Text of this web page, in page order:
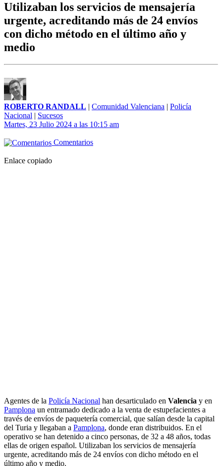
Utilizaban los servicios de mensajería
urgente, acreditando más de 24 envíos
con dicho método en el último año y
medio
ROBERTO RANDALL | Comunidad Valenciana | Policía
Nacional | Sucesos
Martes, 23 Julio 2024 a las 10:15 am
Comentarios
Enlace copiado
Agentes de la Policía Nacional han desarticulado en Valencia y en
Pamplona un entramado dedicado a la venta de estupefacientes a
través de envíos de paquetería comercial, que salían desde la capital
del Turia y llegaban a Pamplona, donde eran distribuidos. En el
operativo se han detenido a cinco personas, de 32 a 48 años, todas
ellas de origen español. Utilizaban los servicios de mensajería
urgente, acreditando más de 24 envíos con dicho método en el
último año y medio.